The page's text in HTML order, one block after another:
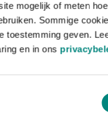
mogelijk of meten hoe
Sommige
toestemming geven.
en in ons